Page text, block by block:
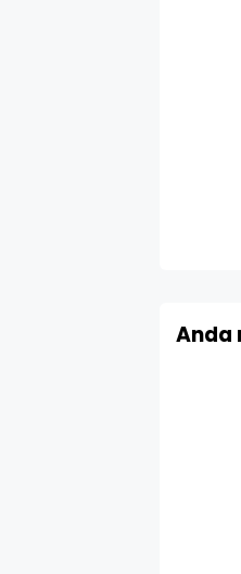
Anda